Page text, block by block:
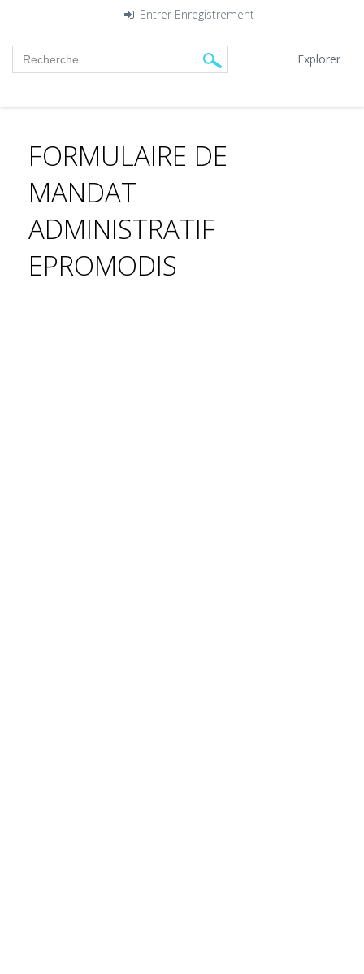
Entrer Enregistrement
Explorer
FORMULAIRE DE
MANDAT
ADMINISTRATIF
EPROMODIS